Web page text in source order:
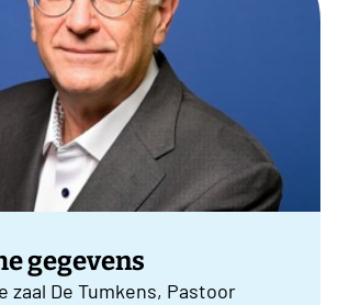
gegevens
zaal De Tumkens, Pastoor